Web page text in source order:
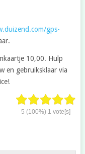
gps-
10,00. Hulp
en gebruiksklaar via
5 (100%) 1 vote[s]